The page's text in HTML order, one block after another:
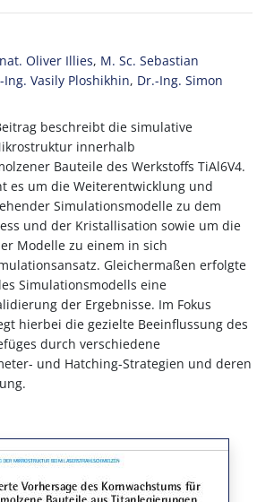
Oliver Illies, M. Sc. Sebastian
Ing. Vasily Ploshikhin, Dr.-Ing. Simon
beschreibt die simulative
innerhalb
Bauteile des Werkstoffs TiAl6V4.
es um die Weiterentwicklung und
Simulationsmodelle zu dem
und der Kristallisation sowie um die
Modelle zu einem in sich
Gleichermaßen erfolgte
Simulationsmodells eine
der Ergebnisse. Im Fokus
hierbei die gezielte Beeinflussung des
durch verschiedene
und Hatching-Strategien und deren